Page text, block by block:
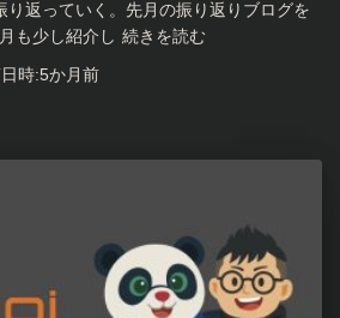
り返っていく。先月の振り返りブログを
も少し紹介し 続きを読む
時:5か月前